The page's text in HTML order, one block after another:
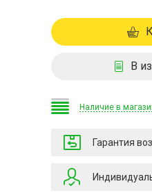
В
Наличие в
Гарантия